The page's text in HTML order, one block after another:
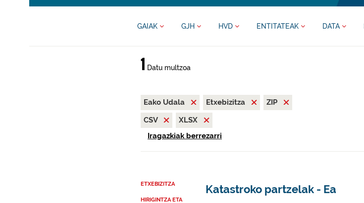
GAIAK GJH HVD ENTITATEAK DATA
1 Datu multzoa
Eako Udala Etxebizitza
ZIP
CSV
XLSX
Iragazkiak berrezarri
ETXEBIZITZA
HIRIGINTZA ETA
Katastroko partzelak - Ea